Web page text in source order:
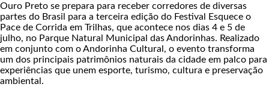
Ouro Preto se prepara para receber corredores de diversas
partes do Brasil para a terceira edição do Festival Esquece o
Pace de Corrida em Trilhas, que acontece nos dias 4 e 5 de
julho, no Parque Natural Municipal das Andorinhas. Realizado
em conjunto com o Andorinha Cultural, o evento transforma
um dos principais patrimônios naturais da cidade em palco para
experiências que unem esporte, turismo, cultura e preservação
ambiental.